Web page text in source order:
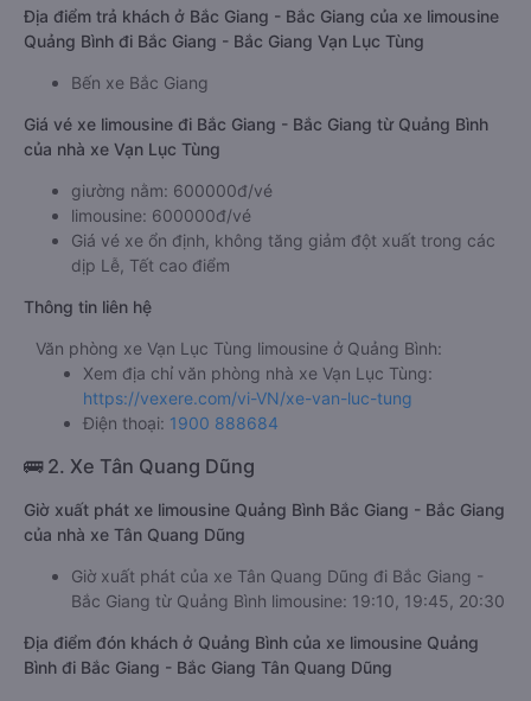
Địa điểm trả khách ở Bắc Giang - Bắc Giang của xe limousine
Quảng Bình đi Bắc Giang - Bắc Giang Vạn Lục Tùng
Bến xe Bắc Giang
Giá vé xe limousine đi Bắc Giang - Bắc Giang từ Quảng Bình
của nhà xe Vạn Lục Tùng
giường nằm: 600000đ/vé
limousine: 600000đ/vé
Giá vé xe ổn định, không tăng giảm đột xuất trong các
dịp Lễ, Tết cao điểm
Thông tin liên hệ
Văn phòng xe Vạn Lục Tùng limousine ở Quảng Bình:
Xem địa chỉ văn phòng nhà xe Vạn Lục Tùng:
https://vexere.com/vi-VN/xe-van-luc-tung
Điện thoại: 1900 888684
🚌 2. Xe Tân Quang Dũng
Giờ xuất phát xe limousine Quảng Bình Bắc Giang - Bắc Giang
của nhà xe Tân Quang Dũng
Giờ xuất phát của xe Tân Quang Dũng đi Bắc Giang -
Bắc Giang từ Quảng Bình limousine: 19:10, 19:45, 20:30
Địa điểm đón khách ở Quảng Bình của xe limousine Quảng
Bình đi Bắc Giang - Bắc Giang Tân Quang Dũng